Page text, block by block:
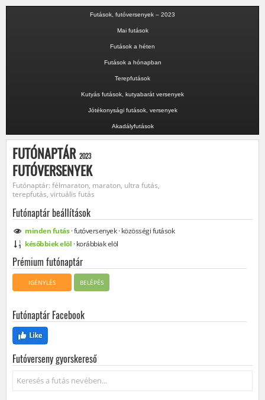
Futások, futóversenyek – 2023
Mai futások
Futások a héten
Futások a hónapban
Terepfutások
Kutyás futások, kutyabarát versenyek
Jótékonysági futások, versenyek
Akadályfutások
FUTÓNAPTÁR 2023
FUTÓVERSENYEK
Futónaptár: félmaraton, maraton, ultra futás,
terepfutás, virtuális futás
Futónaptár beállítások
mindenfutás·futóversenyek·közösségifutások
későbbiek elöl ·korábbiak elöl
Prémium futónaptár
IGÉNYLÉS BELÉPÉS
Futónaptár Facebook
Futóverseny gyorskereső
Keresés...